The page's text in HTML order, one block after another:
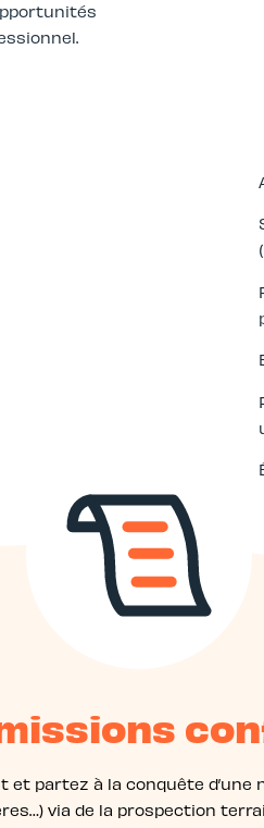
partez à la conquête d’une
via de la prospection